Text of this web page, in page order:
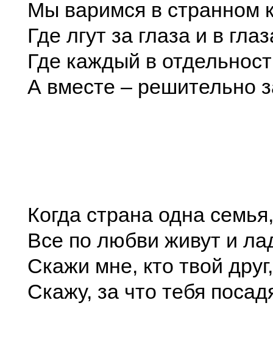
Мы варимся в странном
Где лгут за глаза и в
Где каждый в
А вместе – решительно
Когда страна одна семья,
Все по любви живут и
Скажи мне, кто твой
Скажу, за что тебя